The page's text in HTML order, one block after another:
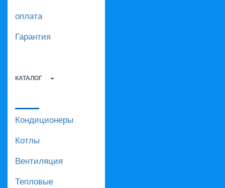
оплата
Гарантия
КАТАЛОГ
Кондиционеры
Котлы
Вентиляция
Тепловые